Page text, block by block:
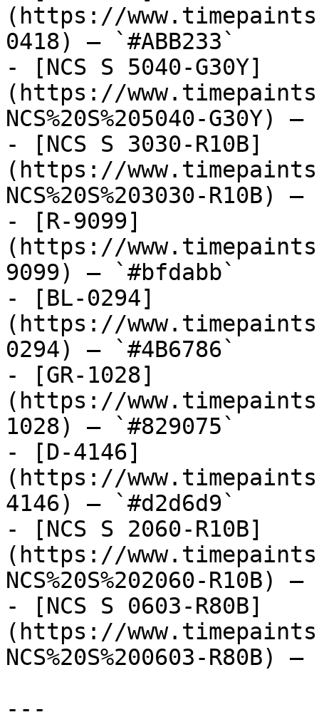
(https://
0418) — `#ABB233`
- [NCS S 5040-G30Y]
(https://
NCS%20S%205040-G30Y)
- [NCS S 3030-R10B]
(https://
NCS%20S%203030-R10B)
- [R-9099]
(https://
9099) — `#bfdabb`
- [BL-0294]
(https://
0294) — `#4B6786`
- [GR-1028]
(https://
1028) — `#829075`
- [D-4146]
(https://
4146) — `#d2d6d9`
- [NCS S 2060-R10B]
(https://
NCS%20S%202060-R10B)
- [NCS S 0603-R80B]
(https://
NCS%20S%200603-R80B)
---